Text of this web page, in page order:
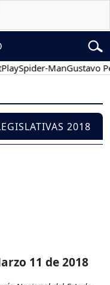
Spider-ManGustavo
2018
11 de 2018